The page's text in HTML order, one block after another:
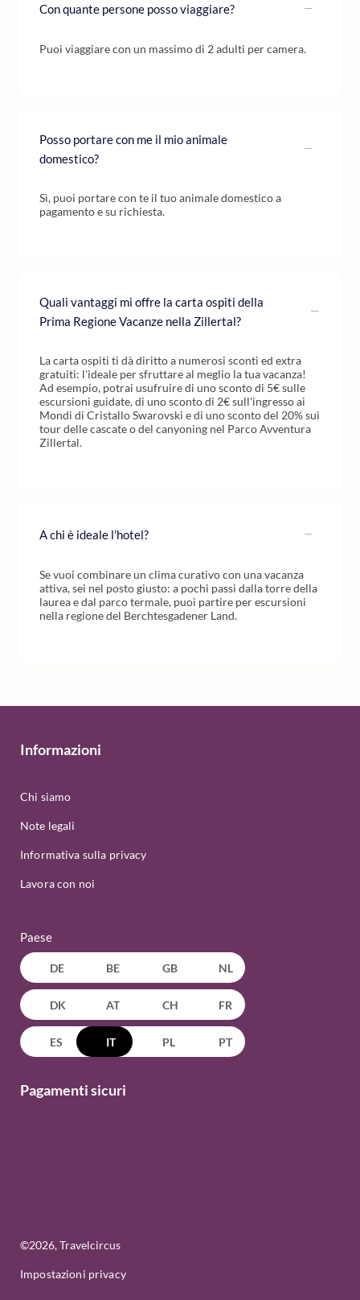
Con quante persone posso viaggiare?
Puoi viaggiare con un massimo di 2 adulti per camera.
Posso portare con me il mio animale
domestico?
Sì, puoi portare con te il tuo animale domestico a
pagamento e su richiesta.
Quali vantaggi mi offre la carta ospiti della
Prima Regione Vacanze nella Zillertal?
La carta ospiti ti dà diritto a numerosi sconti ed extra
gratuiti: l'ideale per sfruttare al meglio la tua vacanza!
Ad esempio, potrai usufruire di uno sconto di 5€ sulle
escursioni guidate, di uno sconto di 2€ sull'ingresso ai
Mondi di Cristallo Swarovski e di uno sconto del 20% sui
tour delle cascate o del canyoning nel Parco Avventura
Zillertal.
A chi è ideale l'hotel?
Se vuoi combinare un clima curativo con una vacanza
attiva, sei nel posto giusto: a pochi passi dalla torre della
laurea e dal parco termale, puoi partire per escursioni
nella regione del Berchtesgadener Land.
Informazioni
Chi siamo
Note legali
Informativa sulla privacy
Lavora con noi
Paese
DE BE GB NL
DK AT CH FR
ES IT PL PT
Pagamenti sicuri
©2026, Travelcircus
Impostazioni privacy